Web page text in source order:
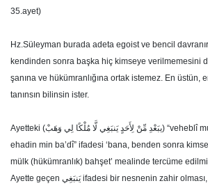
35.ayet)
Hz.Süleyman burada adeta egoist ve bencil
kendinden sonra başka hiç kimseye verilmemesini
şanına ve hükümranlığına ortak istemez. En üstün,
tanınsın bilinsin ister.
Ayetteki (يبَعْدِ مِّنْ لِأَحَدٍ يَنبَغِي لَّا مُلْكًا لِي وَهَبْ) “veheblî mulken lâ yenbagî li
ehadin min ba’dî” ifadesi ‘bana, benden sonra
mülk (hükümranlık) bahşet’ mealinde tercüme
Ayette geçen يَنبَغِي ifadesi bir nesnenin zahir olması, ortaya çıkması